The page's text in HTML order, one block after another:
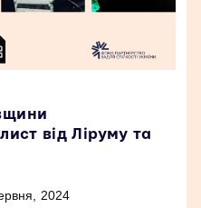
від Ліруму та
2024